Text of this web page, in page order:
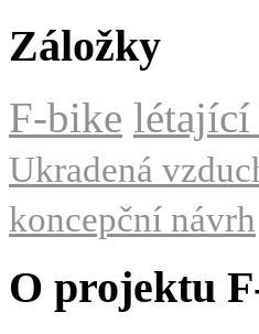
Záložky
F-bike
Ukradená
koncepční návrh
O projektu